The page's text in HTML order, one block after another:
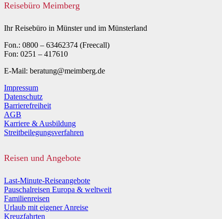
Reisebüro Meimberg
Ihr Reisebüro in Münster und im Münsterland
Fon.: 0800 – 63462374 (Freecall)
Fon: 0251 – 417610
E-Mail: beratung@meimberg.de
Impressum
Datenschutz
Barrierefreiheit
AGB
Karriere & Ausbildung
Streitbeilegungsverfahren
Reisen und Angebote
Last-Minute-Reiseangebote
Pauschalreisen Europa & weltweit
Familienreisen
Urlaub mit eigener Anreise
Kreuzfahrten